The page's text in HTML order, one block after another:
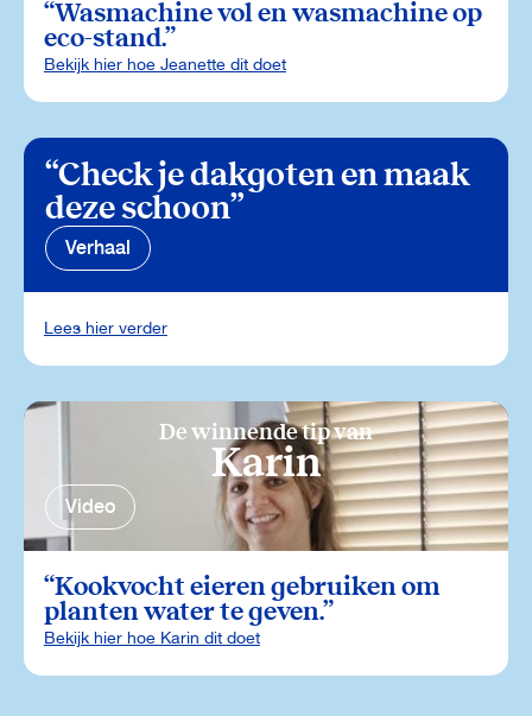
Wasmachine vol en wasmachine op
eco-stand.
Bekijk hier hoe Jeanette dit doet
Check je dakgoten en maak
deze schoon
Verhaal
Lees hier verder
De winnende tip van
Karin
Video
Kookvocht eieren gebruiken om
planten water te geven.
Bekijk hier hoe Karin dit doet